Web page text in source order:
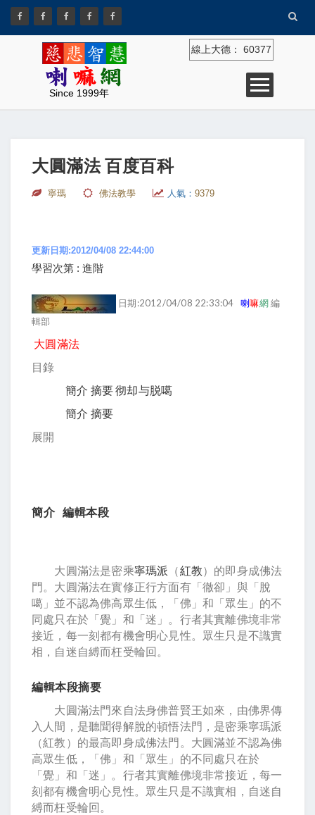
Since 1999年
線上大德： 60377
大圓滿法 百度百科
寧瑪 佛法教學 人氣： 9379
更新日期:2012/04/08 22:44:00
學習次第 : 進階
日期:2012/04/08 22:33:04喇嘛網編
輯部
大圓滿法
目錄
簡介 摘要彻却与脱噶
簡介 摘要
展開
簡介 編輯本段
大圓滿法是密乘寧瑪派 （紅教）的即身成佛法
門。大圓滿法在實修正行方面有「徹卻」與「脫
噶」並不認為佛高眾生低，「佛」和「眾生」的不
同處只在於「覺」和「迷」。行者其實離佛境非常
接近，每一刻都有機會明心見性。眾生只是不識實
相，自迷自縛而枉受輪回。
編輯本段摘要
大圓滿法門來自法身佛普賢王如來，由佛界傳
入人間，是聽聞得解脫的頓悟法門，是密乘寧瑪派
（紅教）的最高即身成佛法門。大圓滿並不認為佛
高眾生低，「佛」和「眾生」的不同處只在於
「覺」和「迷」。行者其實離佛境非常接近，每一
刻都有機會明心見性。眾生只是不識實相，自迷自
縛而枉受輪回。